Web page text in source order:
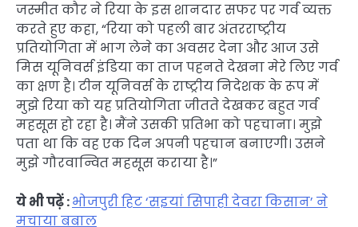
जस्मीत कौर ने रिया के इस शानदार सफर पर गर्व व्यक्त
करते हुए कहा, “रिया को पहली बार अंतरराष्ट्रीय
प्रतियोगिता में भाग लेने का अवसर देना और आज उसे
मिस यूनिवर्स इंडिया का ताज पहनते देखना मेरे लिए गर्व
का क्षण है। टीन यूनिवर्स के राष्ट्रीय निदेशक के रूप में
मुझे रिया को यह प्रतियोगिता जीतते देखकर बहुत गर्व
महसूस हो रहा है। मैंने उसकी प्रतिभा को पहचाना। मुझे
पता था कि वह एक दिन अपनी पहचान बनाएगी। उसने
मुझे गौरवान्वित महसूस कराया है।”
ये भी पढ़ें :भोजपुरी हिट ‘सइयां सिपाही देवरा किसान’ ने
मचाया बबाल